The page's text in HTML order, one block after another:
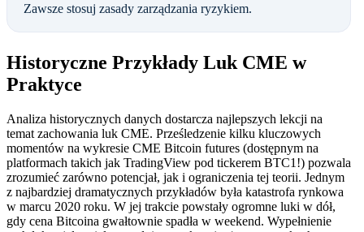
Zawsze stosuj zasady zarządzania ryzykiem.
Historyczne Przykłady Luk CME w
Praktyce
Analiza historycznych danych dostarcza najlepszych lekcji na
temat zachowania luk CME. Prześledzenie kilku kluczowych
momentów na wykresie CME Bitcoin futures (dostępnym na
platformach takich jak TradingView pod tickerem BTC1!) pozwala
zrozumieć zarówno potencjał, jak i ograniczenia tej teorii. Jednym
z najbardziej dramatycznych przykładów była katastrofa rynkowa
w marcu 2020 roku. W jej trakcie powstały ogromne luki w dół,
gdy cena Bitcoina gwałtownie spadła w weekend. Wypełnienie